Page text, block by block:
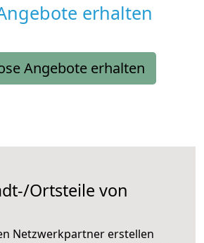
erhalten
Angebote erhalten
Ortsteile von
Netzwerkpartner erstellen